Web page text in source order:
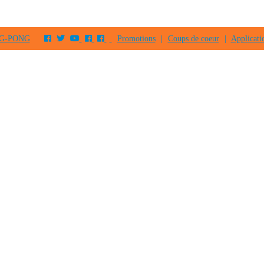
PONG Promotions Coups de coeur